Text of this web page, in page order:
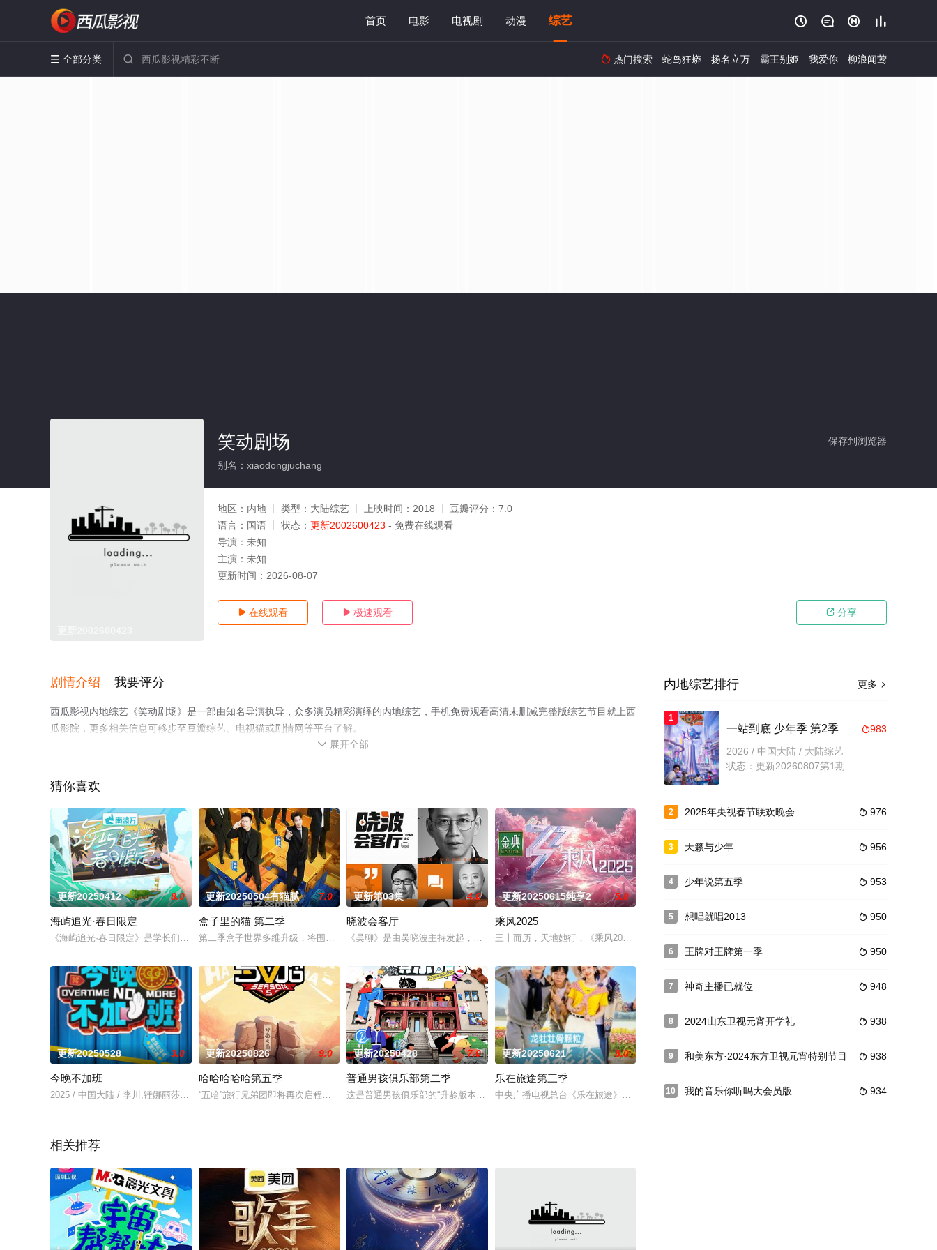
首页 电影 电视剧 动漫 综艺    
 全部分类   热门搜索 蛇岛狂蟒 扬名立万 霸王别姬 我爱你 柳浪闻莺
保存到浏览器
笑动剧场
别名：xiaodongjuchang
地区： 内地 类型： 大陆综艺 上映时间： 2018 豆瓣评分： 7.0
语言： 国语 状态： 更新2002600423 - 免费在线观看
导演： 未知
主演： 未知
更新时间： 2026-08-07
 在线观看  极速观看  分享
剧情介绍 我要评分
西瓜影视内地综艺《笑动剧场》是一部由知名导演执导，众多演员精彩演绎的内地综艺，手机免费观看高清未删减完整版综艺节目就上西
瓜影院，更多相关信息可移步至豆瓣综艺、电视猫或剧情网等平台了解。
 展开全部
猜你喜欢
更新20250412 8.0
海屿追光·春日限定
《海屿追光·春日限定》是学长们2025农历新年的第一聚，更是一场春日的限定旅行。学长们在聚餐上临时起意，决定开启限时一天
更新20250504有猫腻 7.0
盒子里的猫 第二季
第二季盒子世界多维升级，将围绕“从盒子里看世界”的概念，解锁人生无限可能。节目中，明星玩家被输送到10个充满不确定性的平
更新第03集 4.0
晓波会客厅
《吴聊》是由吴晓波主持发起，与两位嘉宾对谈的轻对话节目。在谈笑风生的气氛中，吴老师和他的朋友们以个人化的表达，就公共空间
更新20250615纯享2 5.0
乘风2025
三十而历，天地她行，《乘风2025》首度走向户外，与她们共同打造“没有天花板”的户外公演！她们脚步奔涌
更新20250528 3.0
今晚不加班
2025 / 中国大陆 / 李川,锤娜丽莎,余有矿,张维威,何广智,庞博
更新20250826 9.0
哈哈哈哈哈第五季
“五哈”旅行兄弟团即将再次启程，《哈哈哈哈哈》第五季步履不停探索祖国广阔土地，把快乐继续传递。
更新20250428 7.0
普通男孩俱乐部第二季
这是普通男孩俱乐部的“升龄版本”，也是一次奶爸的社交观察：一群奶爸们获得妻子的“批准”得到一场意外的假期，来自天南地北的
更新20250621 8.0
乐在旅途第三季
中央广播电视总台《乐在旅途》第三季邀胡夏、希林娜依·高、白举纲、陆虎组成“寻音乐队”，寻音乐队将继续
相关推荐
更多 
内地综艺排行
1
983
一站到底 少年季 第2季
2026 / 中国大陆 / 大陆综艺
状态：更新20260807第1期
2  976
2025年央视春节联欢晚会
3  956
天籁与少年
4  953
少年说第五季
5  950
想唱就唱2013
6  950
王牌对王牌第一季
7  948
神奇主播已就位
8  938
2024山东卫视元宵开学礼
9  938
和美东方·2024东方卫视元宵特别节目
10  934
我的音乐你听吗大会员版